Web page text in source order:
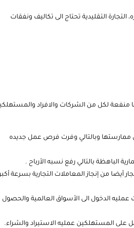
التجارة التقليدية تحتاج الى تكاليف ونفقات
منفعة لكل من الشركات والافراد
ممارستها وبالتالي وفرت فرص عمل جديده
الباهظة بالتالي رفع نسبه الأرباح .
أيضا من إنجاز المعاملات التجارية بسرعة
الدخول الى الأسواق العالمية والحصول
على المستهلكين عمليه الاستيراد والشراء.